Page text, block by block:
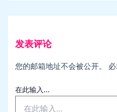
发表评论
您的邮箱地址不会被公开。
在此输入...